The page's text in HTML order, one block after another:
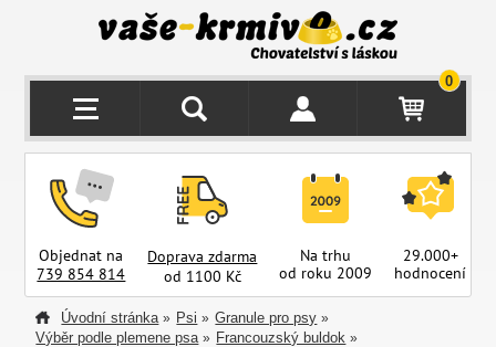
0
Objednat na
739 854 814
Doprava zdarma
od 1100 Kč
Na trhu
od roku 2009
29.000+
hodnocení
Úvodní stránka » Psi » Granule pro psy »
Výběr podle plemene psa » Francouzský buldok »